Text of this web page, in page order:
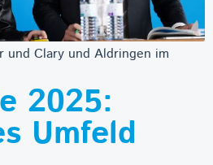
und Clary und Aldringen im
2025:
Umfeld